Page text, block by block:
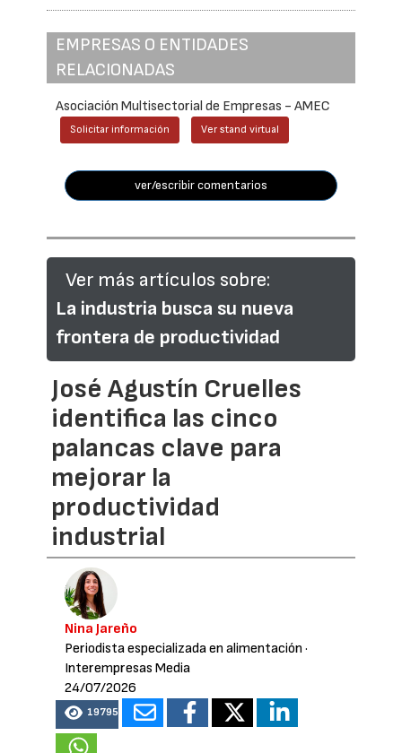
EMPRESAS O ENTIDADES
RELACIONADAS
Asociación Multisectorial de Empresas - AMEC
Solicitar información Ver stand virtual
ver/escribir comentarios
Ver más artículos sobre:
La industria busca su nueva
frontera de productividad
José Agustín Cruelles
identifica las cinco
palancas clave para
mejorar la
productividad
industrial
Nina Jareño
Periodista especializada en alimentación ·
Interempresas Media
24/07/2026
19795